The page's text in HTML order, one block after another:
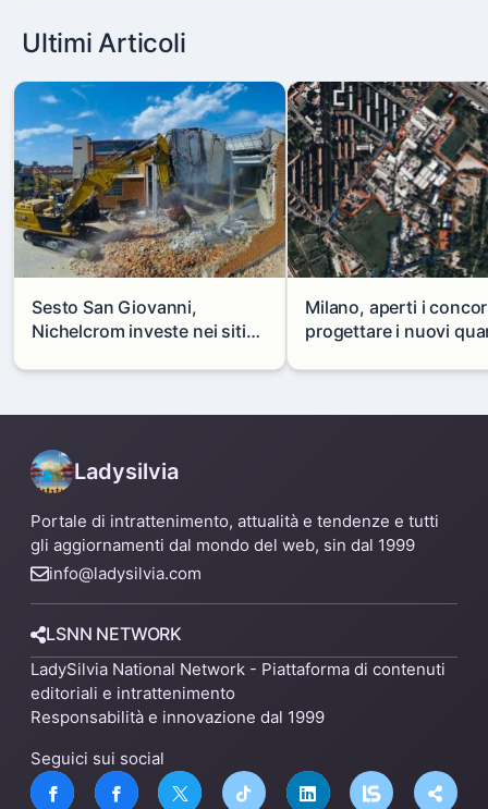
Ultimi Articoli
Sesto San Giovanni,
Nichelcrom investe nei siti
capannone per fare spazio a
Milano, aperti i
progettare i nuovi
Mare
Ladysilvia
Portale di intrattenimento, attualità e tendenze e tutti
gli aggiornamenti dal mondo del web, sin dal 1999
info@ladysilvia.com
LSNN NETWORK
LadySilvia National Network - Piattaforma di contenuti
editoriali e intrattenimento
Responsabilità e innovazione dal 1999
Seguici sui social